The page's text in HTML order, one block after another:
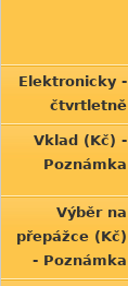
Elektronicky -
čtvrtletně
Vklad (Kč) -
Poznámka
Výběr na
přepážce (Kč)
- Poznámka